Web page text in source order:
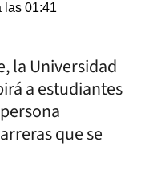
las 01:41
la Universidad
a estudiantes
que se